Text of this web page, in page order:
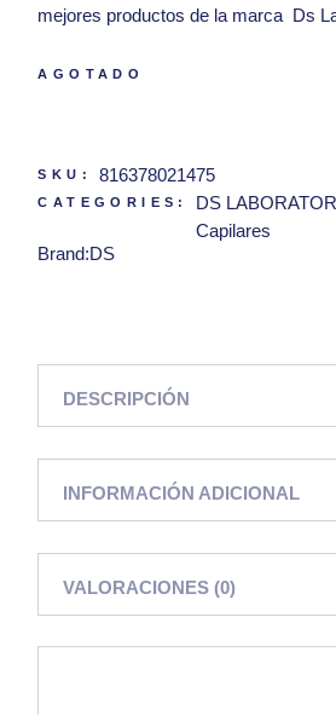
mejores productos de la marca Ds
AGOTADO
SKU: 816378021475
CATEGORIES: DS
Capilares
Brand:DS
DESCRIPCIÓN
INFORMACIÓN ADICIONAL
VALORACIONES (0)